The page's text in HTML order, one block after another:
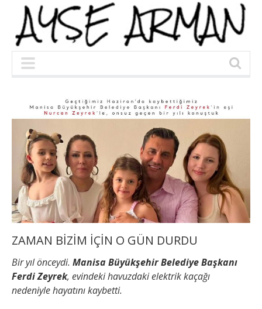
ZAMAN BİZİM İÇİN O GÜN DURDU
Bir yıl önceydi. Manisa Büyükşehir Belediye Başkanı
Ferdi Zeyrek, evindeki havuzdaki elektrik kaçağı
nedeniyle hayatını kaybetti.